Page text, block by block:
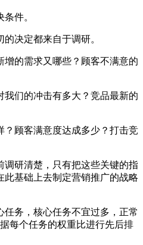
件。
决定都来自于调研。
增的需求又哪些？顾客不满意的
们的冲击有多大？竞品最新的
？顾客满意度达成多少？打击竞
调研清楚，只有把这些关键的指
基础上去制定营销推广的战略
务，核心任务不宜过多，正常
每个任务的权重比进行先后排